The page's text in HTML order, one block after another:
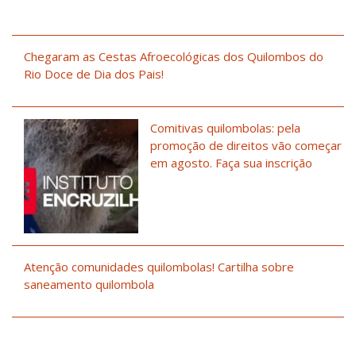
Chegaram as Cestas Afroecológicas dos Quilombos do
Rio Doce de Dia dos Pais!
Comitivas quilombolas: pela
promoção de direitos vão começar
em agosto. Faça sua inscrição
Atenção comunidades quilombolas! Cartilha sobre
saneamento quilombola